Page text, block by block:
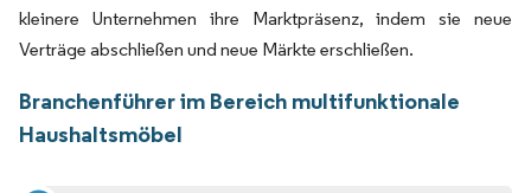
kleinere Unternehmen ihre Marktpräsenz, indem sie neue
Verträge abschließen und neue Märkte erschließen.
Branchenführer im Bereich multifunktionale
Haushaltsmöbel